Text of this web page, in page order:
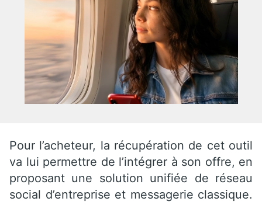
Pour l’acheteur, la récupération de cet outil
va lui permettre de l’intégrer à son offre, en
proposant une solution unifiée de réseau
social d’entreprise et messagerie classique.